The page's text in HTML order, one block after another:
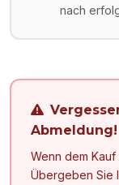
nach
Abmeldung!
Wenn dem
Übergeben Sie